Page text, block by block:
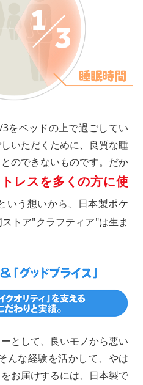
をベッドの上で過ごしてい
いただくために、良質な睡
のできないものです。だか
レスを多くの方に使
いう想いから、日本製ポケ
トア"クラフティア"は生ま
として、良いモノから悪い
んな経験を活かして、やは
お届けするには、日本製で